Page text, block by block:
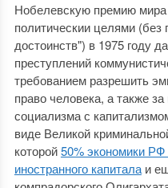
Нобелевскую премию
политическии целями
достоинств") в 1975 году
преступлений
требованием разрешить
право человека, а также
социализма с
виде Великой
которой50% экономики
иностранного капиталаи